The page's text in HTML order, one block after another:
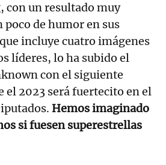
con un resultado muy
de humor en sus
incluye cuatro imágenes
líderes, lo ha subido el
con el siguiente
el 2023 será fuertecito en el
Hemos imaginado
si fuesen superestrellas